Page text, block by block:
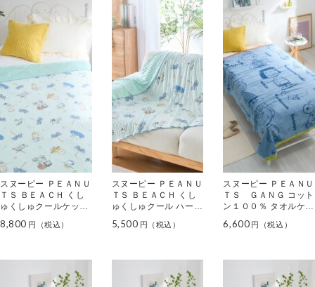
スヌーピー ＰＥＡＮＵ
ＴＳ ＢＥＡＣＨ くし
ゅくしゅクールケット
8,800
スヌーピー ＰＥＡＮＵ
ＴＳ ＢＥＡＣＨ くし
ゅくしゅクール ハーフ
5,500
スヌーピー ＰＥＡＮＵ
ＴＳ ＧＡＮＧ コット
ン１００％ タオルケッ
6,600